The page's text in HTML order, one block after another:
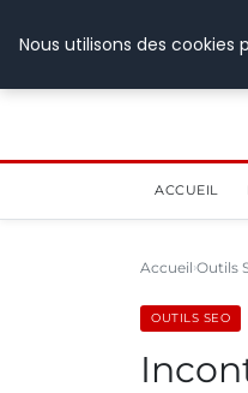
ACCUEIL
Accueil Outils
OUTILS SEO
Nous utilisons des